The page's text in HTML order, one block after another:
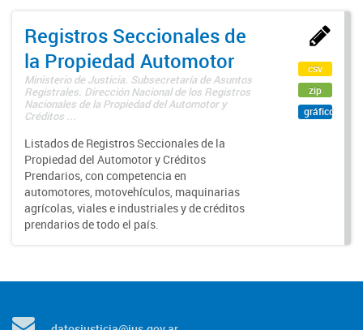
Registros Seccionales de
la Propiedad Automotor
Ministerio de Justicia. Subsecretaría de Asuntos
Registrales. Dirección Nacional de los Registros
Nacionales de la Propiedad del Automotor y
Créditos ...
Listados de Registros Seccionales de la
Propiedad del Automotor y Créditos
Prendarios, con competencia en
automotores, motovehículos, maquinarias
agrícolas, viales e industriales y de créditos
prendarios de todo el país.
csv
zip
gráfico